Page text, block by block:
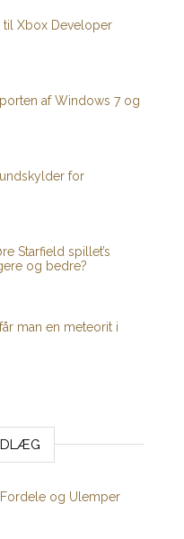
til Xbox Developer
af ​​Windows 7 og
for
Starfield spillet’s
og bedre?
man en meteorit i
og Ulemper